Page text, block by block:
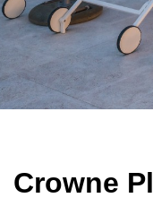
Crowne